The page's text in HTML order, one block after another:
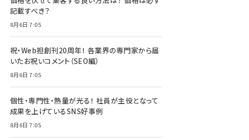
記載すべき？
8月6日 7:05
祝・Web担創刊20周年！ 各業界の専門家から届
いたお祝いコメント（SEO編）
8月6日 7:05
個性・専門性・熱量が光る！ 社員が主役となって
成果を上げているSNS好事例
8月6日 7:05